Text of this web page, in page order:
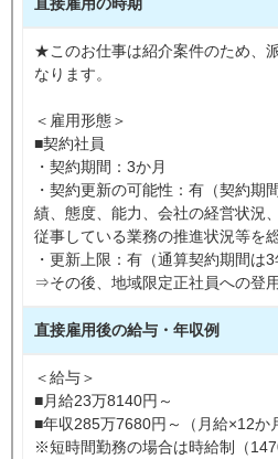
★このお仕事は紹介案件のため、
なります。
＜雇用形態＞
■契約社員
・契約期間：3か月
・契約更新の可能性：有（契約期
績、態度、能力、会社の経営状況、
従事している業務の推進状況等を
・更新上限：有（通算契約期間は3
⇒その後、地域限定正社員への登
直接雇用後の給与・年収例
＜給与＞
■月給23万8140円～
■年収285万7680円～（月給×12か
※短時間勤務の場合は時給制（